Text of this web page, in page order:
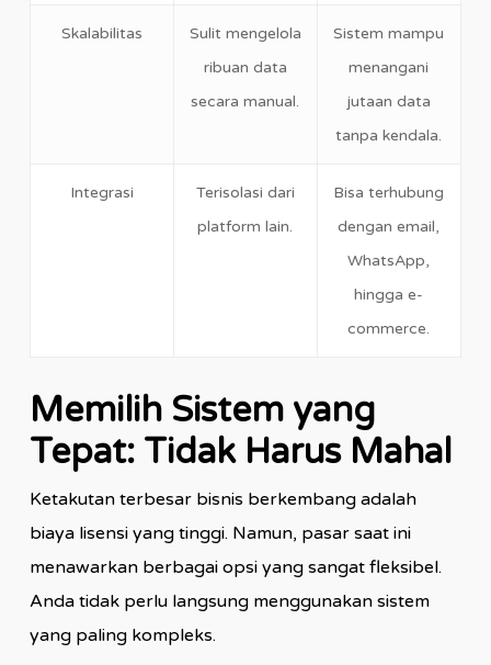
Skalabilitas
Sulit mengelola
ribuan data
secara manual.
Sistem mampu
menangani
jutaan data
tanpa kendala.
Integrasi
Terisolasi dari
platform lain.
Bisa terhubung
dengan email,
WhatsApp,
hingga e-
commerce.
Memilih Sistem yang
Tepat: Tidak Harus Mahal
Ketakutan terbesar bisnis berkembang adalah
biaya lisensi yang tinggi. Namun, pasar saat ini
menawarkan berbagai opsi yang sangat fleksibel.
Anda tidak perlu langsung menggunakan sistem
yang paling kompleks.